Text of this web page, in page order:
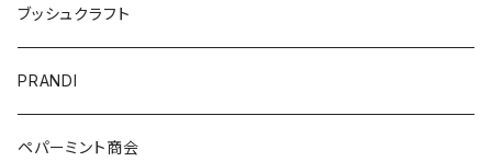
ブッシュクラフト
PRANDI
ペパーミント商会